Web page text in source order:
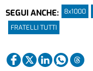
SEGUI ANCHE:
8x1000
FRATELLI TUTTI